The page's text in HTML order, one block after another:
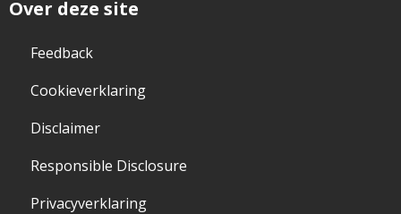
Over deze site
Feedback
Cookieverklaring
Disclaimer
Responsible Disclosure
Privacyverklaring